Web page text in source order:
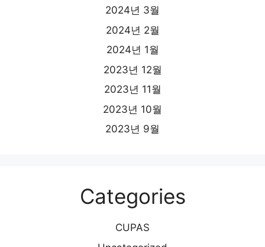
2024년 3월
2024년 2월
2024년 1월
2023년 12월
2023년 11월
2023년 10월
2023년 9월
Categories
CUPAS